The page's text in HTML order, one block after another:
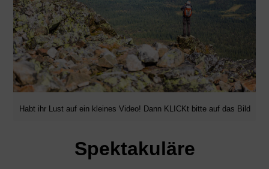
Habt ihr Lust auf ein kleines Video! Dann KLICKt bitte auf das Bild
Spektakuläre